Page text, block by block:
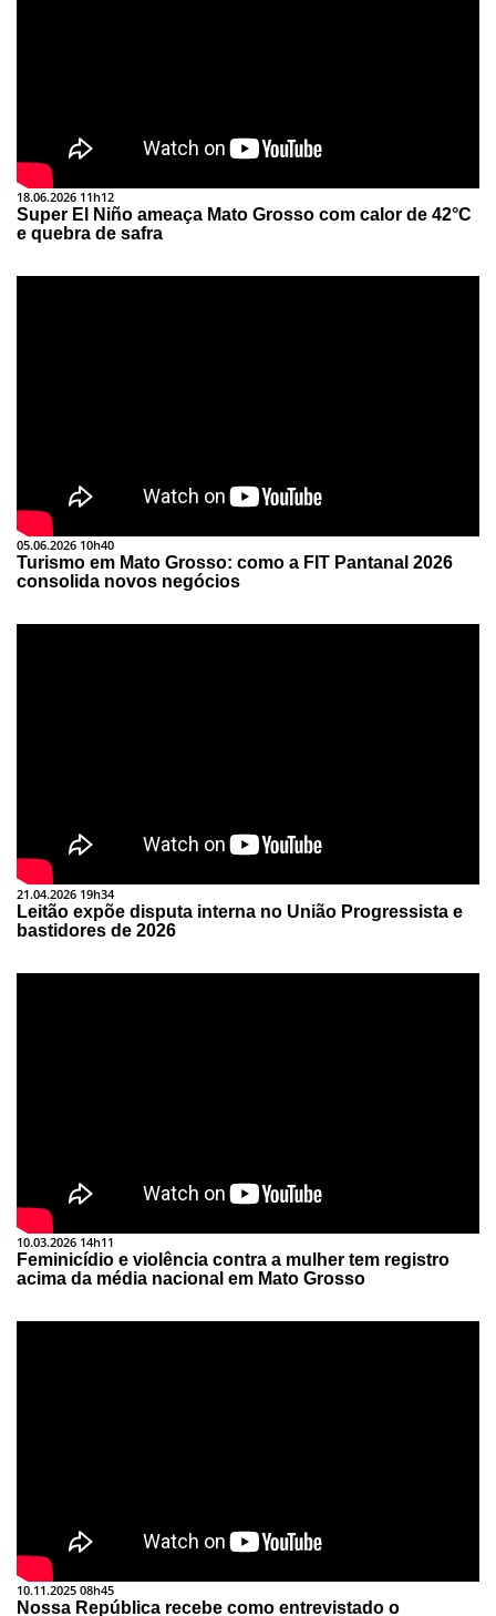
18.06.2026 11h12
Super El Niño ameaça Mato Grosso com calor de 42°C
e quebra de safra
05.06.2026 10h40
Turismo em Mato Grosso: como a FIT Pantanal 2026
consolida novos negócios
21.04.2026 19h34
Leitão expõe disputa interna no União Progressista e
bastidores de 2026
10.03.2026 14h11
Feminicídio e violência contra a mulher tem registro
acima da média nacional em Mato Grosso
10.11.2025 08h45
Nossa República recebe como entrevistado o